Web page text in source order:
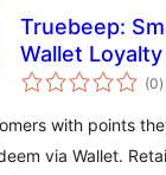
Truebeep:
Wallet Loyalty
(0)
with points
via Wallet.